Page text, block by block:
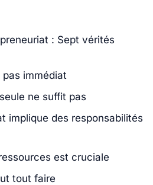
: Sept vérités
pas immédiat
ne suffit pas
implique des responsabilités
est cruciale
tout faire